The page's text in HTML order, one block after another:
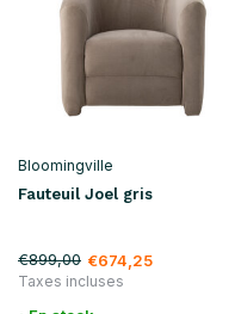
Bloomingville
Fauteuil Joel gris
€899,00 €674,25
Taxes incluses